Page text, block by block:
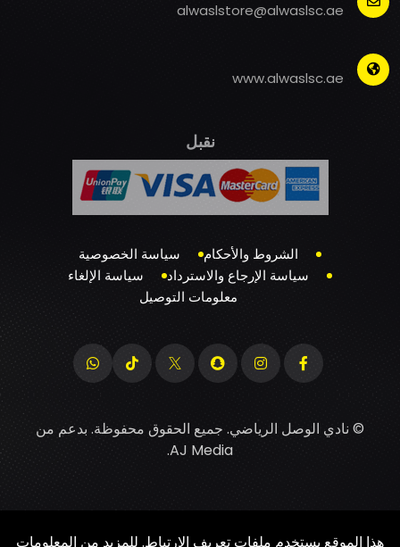
alwaslstore@alwaslsc.ae
www.alwaslsc.ae
نقبل
الشروط والأحكام
سياسة الخصوصية
سياسة الإرجاع والاسترداد
سياسة الإلغاء
معلومات التوصيل
© نادي الوصل الرياضي. جميع الحقوق محفوظة. بدعم من
AJ Media
.
هذا الموقع يستخدم ملفات تعريف الارتباط. للمزيد من المعلومات